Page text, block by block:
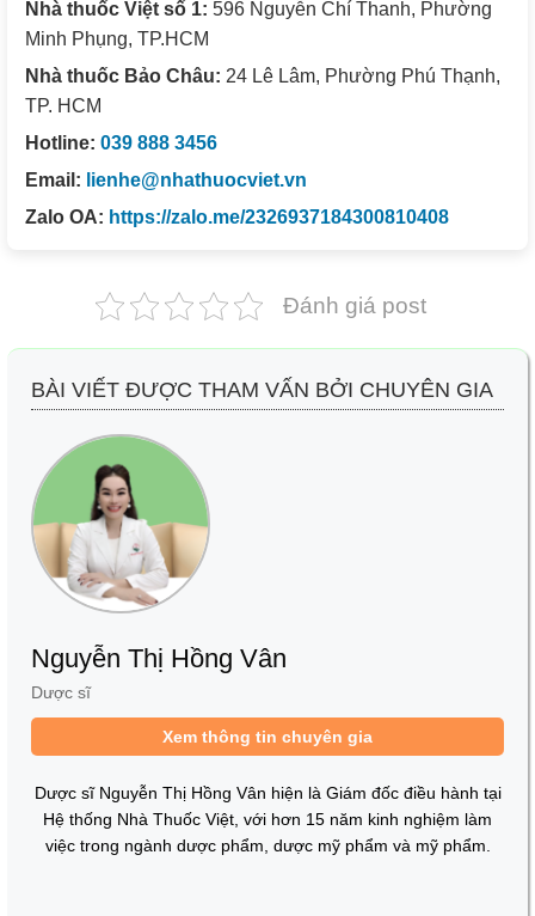
Nhà thuốc Việt số 1: 596 Nguyễn Chí Thanh, Phường
Minh Phụng, TP.HCM
Nhà thuốc Bảo Châu: 24 Lê Lâm, Phường Phú Thạnh,
TP. HCM
Hotline: 039 888 3456
Email: lienhe@nhathuocviet.vn
Zalo OA: https://zalo.me/2326937184300810408
Đánh giá post
BÀI VIẾT ĐƯỢC THAM VẤN BỞI CHUYÊN GIA
Nguyễn Thị Hồng Vân
Dược sĩ
Xem thông tin chuyên gia
Dược sĩ Nguyễn Thị Hồng Vân hiện là Giám đốc điều hành tại
Hệ thống Nhà Thuốc Việt, với hơn 15 năm kinh nghiệm làm
việc trong ngành dược phẩm, dược mỹ phẩm và mỹ phẩm.